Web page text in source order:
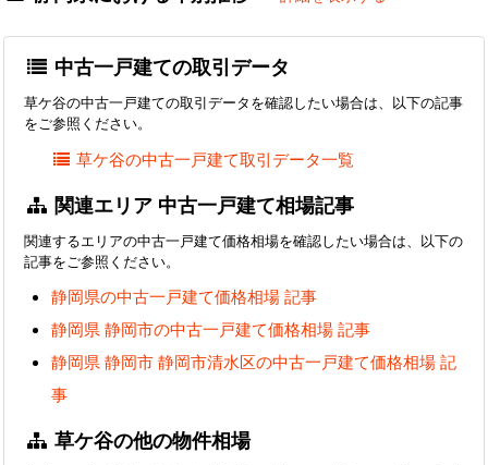
中古一戸建ての取引データ
草ケ谷の中古一戸建ての取引データを確認したい場合は、以下の記事
をご参照ください。
草ケ谷の中古一戸建て取引データ一覧
関連エリア 中古一戸建て相場記事
関連するエリアの中古一戸建て価格相場を確認したい場合は、以下の
記事をご参照ください。
静岡県の中古一戸建て価格相場 記事
静岡県 静岡市の中古一戸建て価格相場 記事
静岡県 静岡市 静岡市清水区の中古一戸建て価格相場 記
事
草ケ谷の他の物件相場